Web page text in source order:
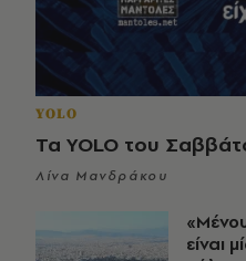
YOLO
Τα YOLO του
Λίνα Μανδράκου
είναι